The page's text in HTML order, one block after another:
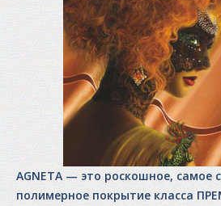
AGNETA — это роскошное, самое
полимерное покрытие класса